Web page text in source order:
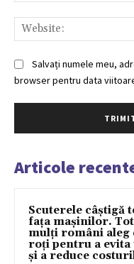
Salvați numele meu,
browser pentru data
Articole
Scuterele câștigă
fața mașinilor.
mulți români aleg
roți pentru a
și a reduce